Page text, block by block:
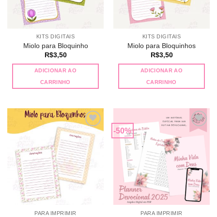
KITS DIGITAIS
Miolo para Bloquinho
R$3,50
ADICIONAR AO
CARRINHO
KITS DIGITAIS
Miolo para Bloquinhos
R$3,50
ADICIONAR AO
CARRINHO
Adicionar
a lista de
desejos
PARA IMPRIMIR
-50%
Adicionar
PARA IMPRIMIR